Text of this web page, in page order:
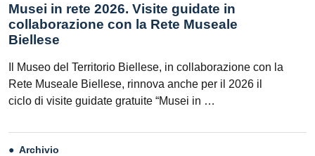
Musei in rete 2026. Visite guidate in
collaborazione con la Rete Museale
Biellese
Il Museo del Territorio Biellese, in collaborazione con la
Rete Museale Biellese, rinnova anche per il 2026 il
ciclo di visite guidate gratuite “Musei in …
Archivio